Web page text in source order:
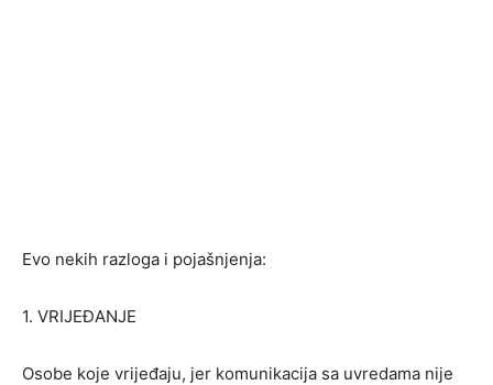
Evo nekih razloga i pojašnjenja:
1. VRIJEĐANJE
Osobe koje vrijeđaju, jer komunikacija sa uvredama nije